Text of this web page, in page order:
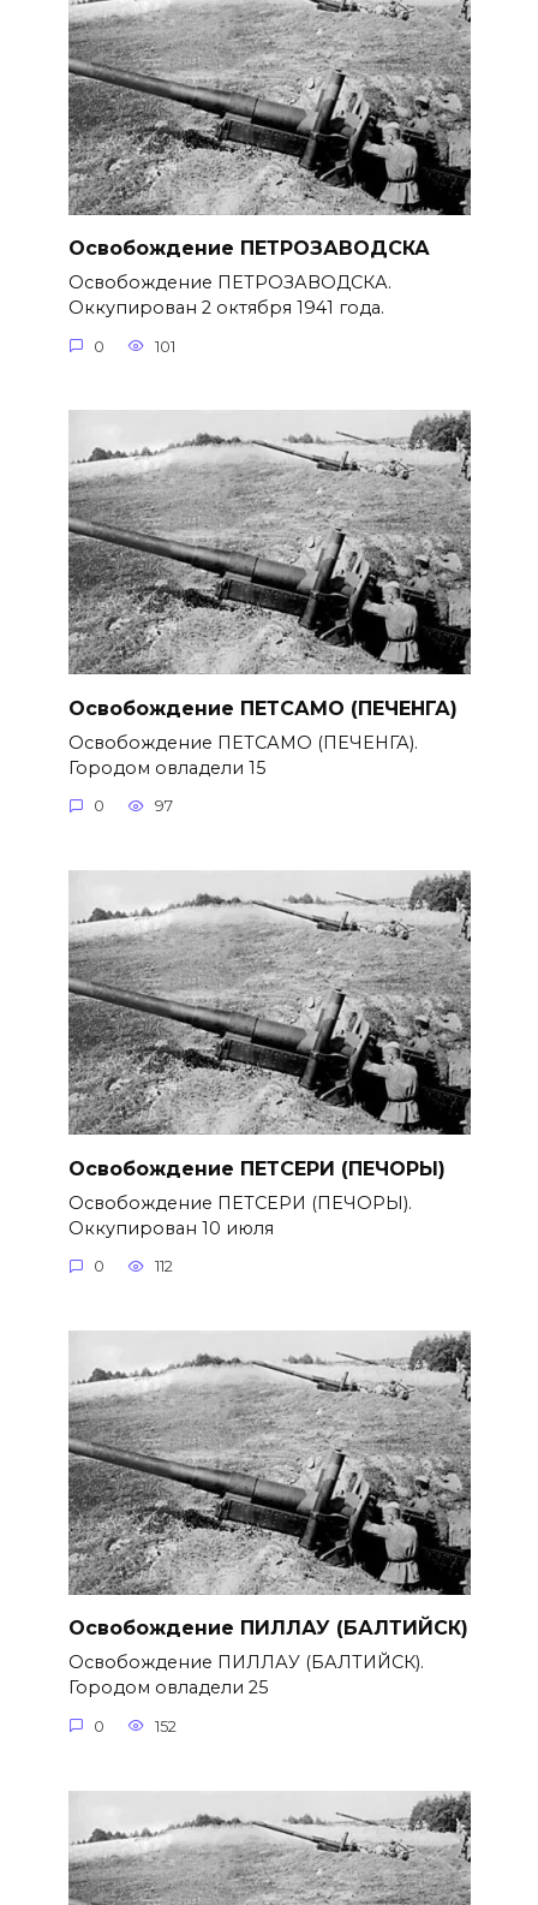
Освобождение ПЕТРОЗАВОДСКА
Освобождение ПЕТРОЗАВОДСКА.
Оккупирован 2 октября 1941 года.
0 101
Освобождение ПЕТСАМО (ПЕЧЕНГА)
Освобождение ПЕТСАМО (ПЕЧЕНГА).
Городом овладели 15
0 97
Освобождение ПЕТСЕРИ (ПЕЧОРЫ)
Освобождение ПЕТСЕРИ (ПЕЧОРЫ).
Оккупирован 10 июля
0 112
Освобождение ПИЛЛАУ (БАЛТИЙСК)
Освобождение ПИЛЛАУ (БАЛТИЙСК).
Городом овладели 25
0 152